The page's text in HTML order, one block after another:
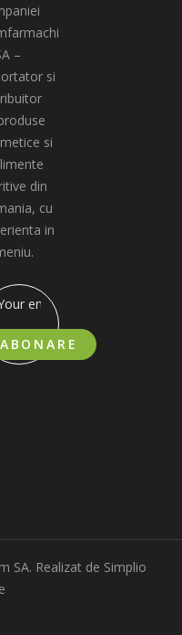
–
si
si
din
cu
in
ABONARE
SA. Realizat de Simplio